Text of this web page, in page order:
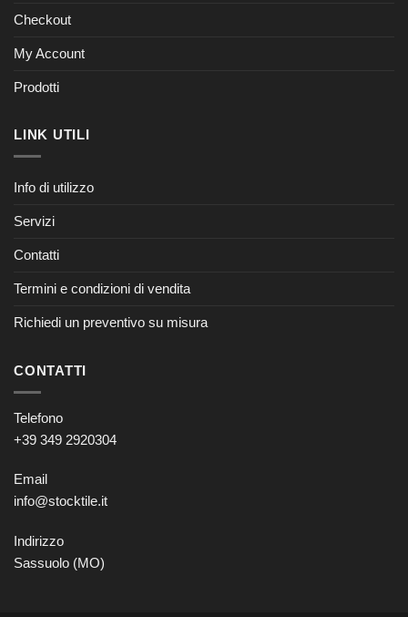
Checkout
My Account
Prodotti
LINK UTILI
Info di utilizzo
Servizi
Contatti
Termini e condizioni di vendita
Richiedi un preventivo su misura
CONTATTI
Telefono
+39 349 2920304
Email
info@stocktile.it
Indirizzo
Sassuolo (MO)